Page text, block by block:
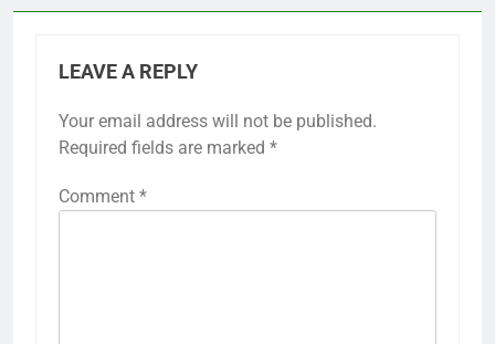
LEAVE A REPLY
Your email address will not be published.
Required fields are marked *
Comment *